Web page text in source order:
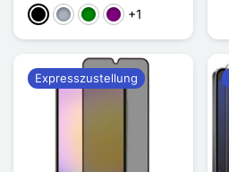
Schwarz
GrauGrünViolett
+1
Expresszustellung